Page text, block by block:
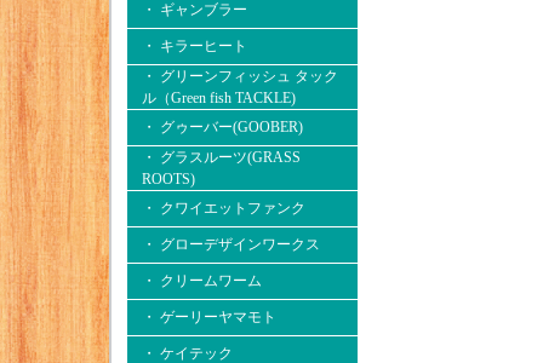
・ ギャンブラー
・ キラーヒート
・ グリーンフィッシュ タック
ル（Green fish TACKLE)
・ グゥーバー(GOOBER)
・ グラスルーツ(GRASS
ROOTS)
・ クワイエットファンク
・ グローデザインワークス
・ クリームワーム
・ ゲーリーヤマモト
・ ケイテック